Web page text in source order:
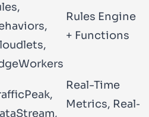
Rules Engine
+ Functions
Real-Time
Metrics, Real-